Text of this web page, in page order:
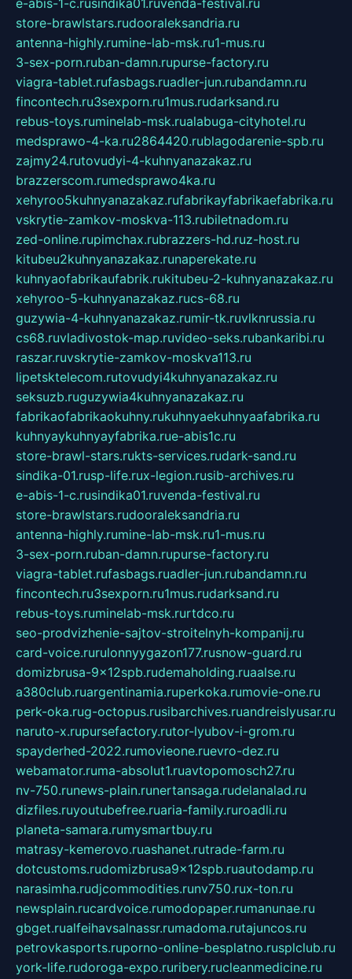
store-brawlstars.rudooraleksandria.ru
antenna-highly.rumine-lab-msk.ru1-mus.ru
3-sex-porn.ruban-damn.rupurse-factory.ru
viagra-tablet.rufasbags.ruadler-jun.rubandamn.ru
fincontech.ru3sexporn.ru1mus.rudarksand.ru
rebus-toys.ruminelab-msk.rualabuga-cityhotel.ru
medsprawo-4-ka.ru2864420.rublagodarenie-spb.ru
zajmy24.rutovudyi-4-kuhnyanazakaz.ru
brazzerscom.rumedsprawo4ka.ru
xehyroo5kuhnyanazakaz.rufabrikayfabrikaefabrika.ru
vskrytie-zamkov-moskva-113.rubiletnadom.ru
zed-online.rupimchax.rubrazzers-hd.ruz-host.ru
kitubeu2kuhnyanazakaz.runaperekate.ru
kuhnyaofabrikaufabrik.rukitubeu-2-kuhnyanazakaz.ru
xehyroo-5-kuhnyanazakaz.rucs-68.ru
guzywia-4-kuhnyanazakaz.rumir-tk.ruvlknrussia.ru
cs68.ruvladivostok-map.ruvideo-seks.rubankaribi.ru
raszar.ruvskrytie-zamkov-moskva113.ru
lipetsktelecom.rutovudyi4kuhnyanazakaz.ru
seksuzb.ruguzywia4kuhnyanazakaz.ru
fabrikaofabrikaokuhny.rukuhnyaekuhnyaafabrika.ru
kuhnyaykuhnyayfabrika.rue-abis1c.ru
store-brawl-stars.rukts-services.rudark-sand.ru
sindika-01.rusp-life.rux-legion.rusib-archives.ru
e-abis-1-c.rusindika01.ruvenda-festival.ru
store-brawlstars.rudooraleksandria.ru
antenna-highly.rumine-lab-msk.ru1-mus.ru
3-sex-porn.ruban-damn.rupurse-factory.ru
viagra-tablet.rufasbags.ruadler-jun.rubandamn.ru
fincontech.ru3sexporn.ru1mus.rudarksand.ru
rebus-toys.ruminelab-msk.rurtdco.ru
seo-prodvizhenie-sajtov-stroitelnyh-kompanij.ru
card-voice.rurulonnyygazon177.rusnow-guard.ru
domizbrusa-9x12spb.rudemaholding.ruaalse.ru
a380club.ruargentinamia.ruperkoka.rumovie-one.ru
perk-oka.rug-octopus.rusibarchives.ruandreislyusar.ru
naruto-x.rupursefactory.rutor-lyubov-i-grom.ru
spayderhed-2022.rumovieone.ruevro-dez.ru
webamator.ruma-absolut1.ruavtopomosch27.ru
nv-750.runews-plain.runertansaga.rudelanalad.ru
dizfiles.ruyoutubefree.ruaria-family.ruroadli.ru
planeta-samara.rumysmartbuy.ru
matrasy-kemerovo.ruashanet.rutrade-farm.ru
dotcustoms.rudomizbrusa9x12spb.ruautodamp.ru
narasimha.rudjcommodities.runv750.rux-ton.ru
newsplain.rucardvoice.rumodopaper.rumanunae.ru
gbget.rualfeihavsalnassr.rumadoma.rutajuncos.ru
petrovkasports.ruporno-online-besplatno.rusplclub.ru
york-life.rudoroga-expo.ruribery.rucleanmedicine.ru